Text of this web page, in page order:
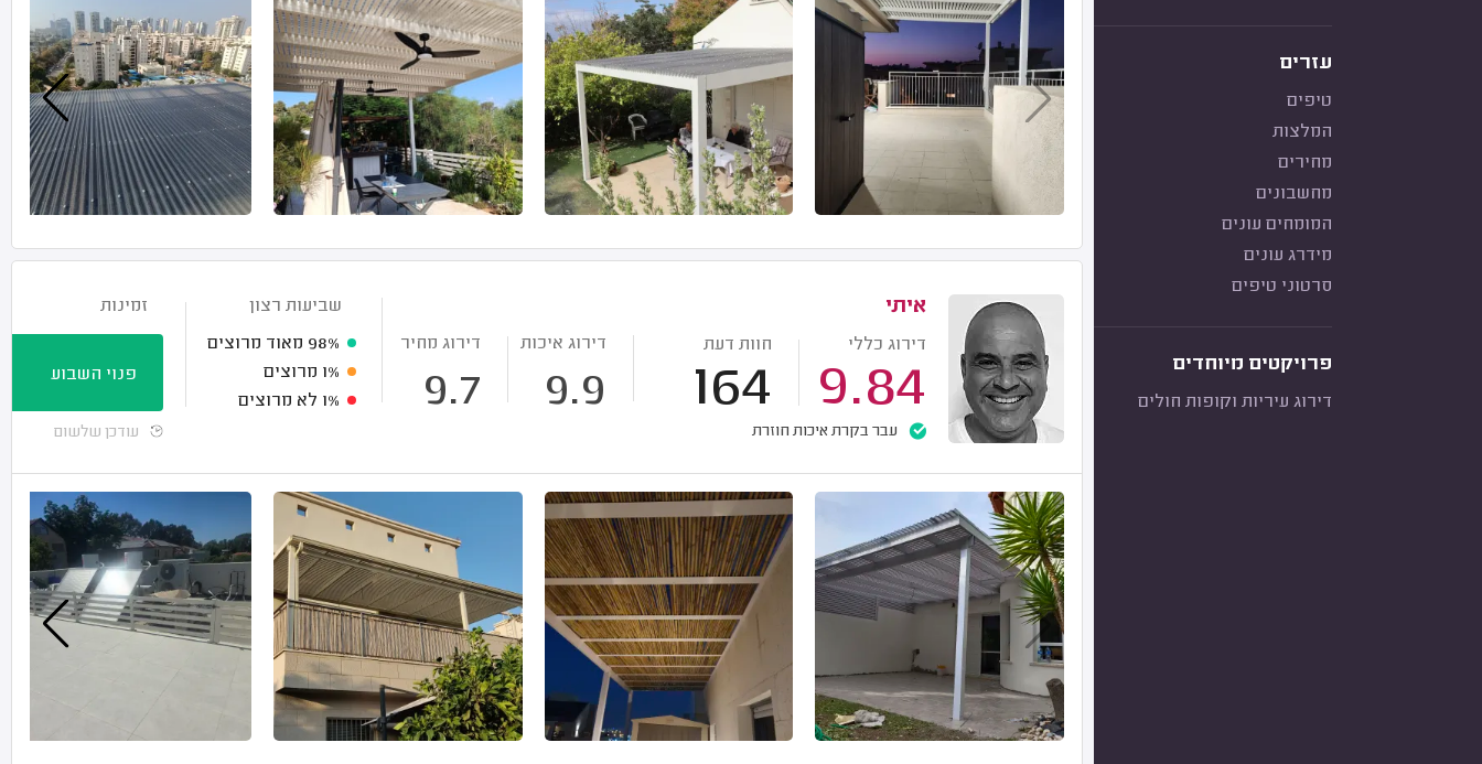
עזרים
טיפים
המלצות
מחירים
מחשבונים
המומחים עונים
מידרג עונים
סרטוני טיפים
פרויקטים מיוחדים
דירוג עיריות וקופות חולים
איתי
דירוג כללי
9.84
חוות דעת
164
דירוג איכות
9.9
דירוג מחיר
9.7
עבר בקרת איכות חוזרת
שביעות רצון
98% מאוד מרוצים
1% מרוצים
1% לא מרוצים
זמינות
פנוי השבוע
עודכן שלשום